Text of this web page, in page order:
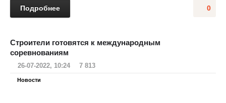
0
Подробнее
Строители готовятся к международным
соревнованиям
26-07-2022, 10:24 7 813
Новости